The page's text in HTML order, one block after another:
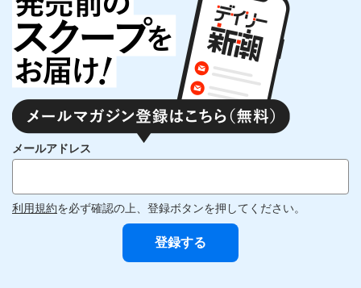
メールアドレス
利用規約を必ず確認の上、登録ボタンを押してください。